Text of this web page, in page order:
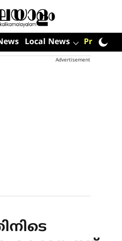
Local News Premium
Advertisement